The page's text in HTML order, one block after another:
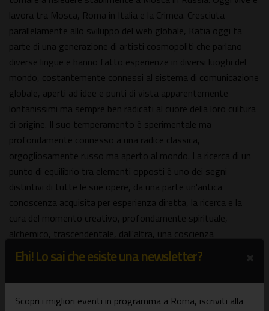
lavora tra Mosca, Roma in Italia e la Crimea. Cresciuta
parallelamente allo sviluppo del web globale, Katia oggi fa
parte di una generazione di artisti cosmopoliti che parlano
diverse lingue e hanno fatto esperienze in diversi luoghi del
mondo, costantemente connessi al sistema di comunicazione
globale, aperti ad idee e punti di vista apparentemente
lontanissimi ma sempre ben radicati al cuore della loro cultura
di origine. Il suo temperamento è sperimentale ma
profondamente connesso a una radice classica,
orgogliosamente russo ma aperto al mondo. La ricerca di un
punto di equilibrio tra elementi opposti è uno dei segni
distintivi di tutte le sue opere, da una parte un'antica
conoscenza acquisita per esperienza diretta, la ricerca e la
cura del momento creativo, profondamente spirituale,
alchemico, trascendentale, dall'altra, una coscienza
ultramoderna, pop, iper-connessa alla rete globale, un
universo di immagini e tecnologie che sono lo stato presente
dell'essere nel mondo. Il suo esordio è a Mosca nel 2006 con
un ciclo di opere acquisita nella collezione permanente del
Ehi! Lo sai che esiste una newsletter?
Scopri i migliori eventi in programma a Roma, iscriviti alla